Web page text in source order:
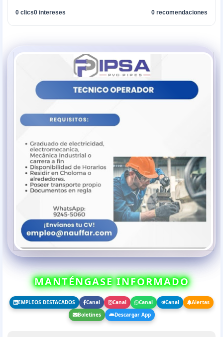
0 clics0 intereses 0 recomendaciones
MANTÉNGASE INFORMADO
EMPLEOS DESTACADOS Canal Canal Canal Canal
Alertas
Boletines
Descargar App